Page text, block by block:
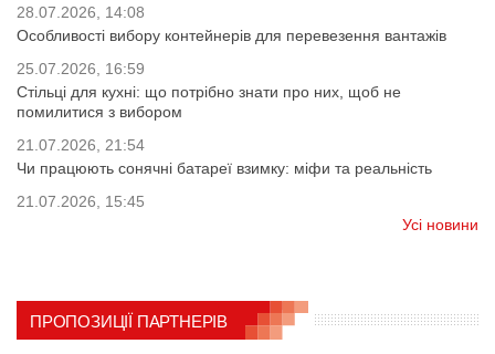
28.07.2026, 14:08
Особливості вибору контейнерів для перевезення вантажів
25.07.2026, 16:59
Стільці для кухні: що потрібно знати про них, щоб не
помилитися з вибором
21.07.2026, 21:54
Чи працюють сонячні батареї взимку: міфи та реальність
21.07.2026, 15:45
Усі новини
ПРОПОЗИЦІЇ ПАРТНЕРІВ